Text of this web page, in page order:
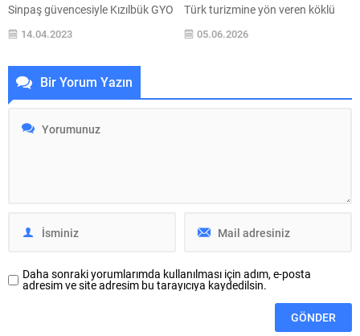
Sinpaş güvencesiyle Kızılbük GYO
tarafından, Marmaris İçmeler’de
yükselen Kızılbük Thermal
kırarak devre mülk algısını
değiştirmeye devam ediyor. Otel
konforunda tatil fırsatı sunan
proje 4 yıl gibi kısa bir amortisman
süresiyle de kazançlı bir yatırım
14.04.2023
Türk turizmine yön veren köklü
mirasını ve geleceğe yönelik
büyüme vizyonunu anlattığı özel
05.06.2026
Bir Yorum Yazın
Daha sonraki yorumlarımda kullanılması için adım, e-posta
adresim ve site adresim bu tarayıcıya kaydedilsin.